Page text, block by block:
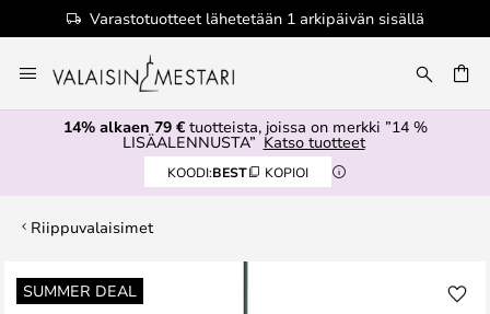
Varastotuotteet lähetetään 1 arkipäivän sisällä
to
Content
14% alkaen 79 €tuotteista, joissa on merkki ”14 %
LISÄALENNUSTA” Katso tuotteet
KOODI:BEST KOPIOI
Riippuvalaisimet
SUMMER DEAL
Skip
to